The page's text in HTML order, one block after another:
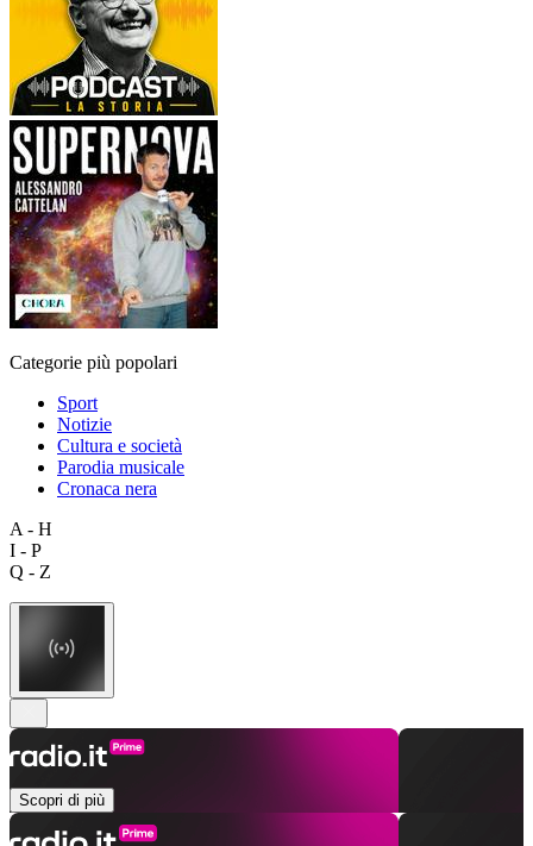
Categorie più popolari
Sport
Notizie
Cultura e società
Parodia musicale
Cronaca nera
A - H
I - P
Q - Z
Scopri di più